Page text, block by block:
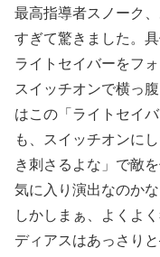
最高指導者スノーク
すぎて驚きました。
ライトセイバーをフ
スイッチオンで横っ
はこの「ライトセイ
も、スイッチオンに
き刺さるよな」で敵
気に入り演出なのかな
しかしまぁ、よくよ
ディアスはあっさ